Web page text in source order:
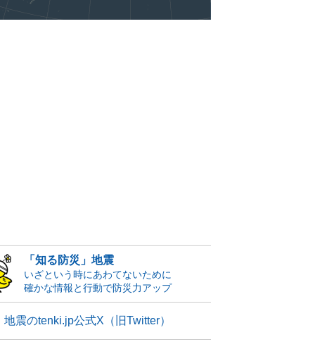
「知る防災」地震
いざという時にあわてないために
確かな情報と行動で防災力アップ
地震のtenki.jp公式X（旧Twitter）